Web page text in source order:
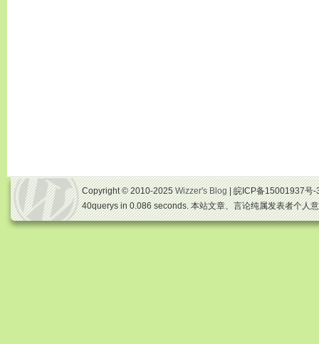
Copyright © 2010-2025Wizzer's Blog| 皖ICP备15001937号
40querys in 0.086 seconds. 本站文章、言论纯属发表者个人